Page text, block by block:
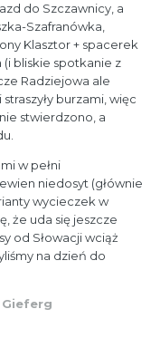
do Szczawnicy, a
Szafranówka,
Klasztor + spacerek
(i bliskie spotkanie z
Radziejowa ale
burzami, więc
stwierdzono, a
w pełni
niedosyt (głównie
wycieczek w
że uda się jeszcze
od Słowacji wciąż
na dzień do